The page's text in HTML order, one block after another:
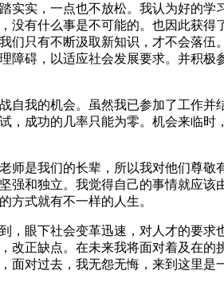
实，一点也不放松。我认为好的学
有什么事是不可能的。也因此获
只有不断汲取新知识，才不会落
碍，以适应社会发展要求。并积
我的机会。虽然我已参加了工作并
成功的几率只能为零。机会来临
我们的长辈，所以我对他们尊敬
和独立。我觉得自己的事情就应该
样的方式就有不一样的人生。
下社会变革迅速，对人才的要求
正缺点。在未来我将面对着及在
对过去，我无怨无悔，来到这里